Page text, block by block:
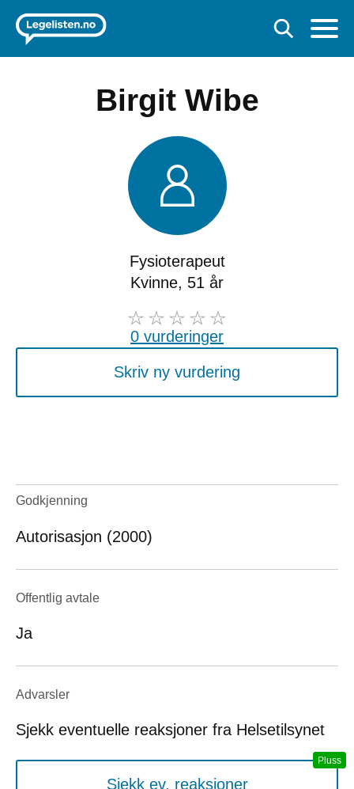
Birgit Wibe
Fysioterapeut
Kvinne, 51 år
0 vurderinger
Skriv ny vurdering
Godkjenning
Autorisasjon (2000)
Offentlig avtale
Ja
Advarsler
Sjekk eventuelle reaksjoner fra Helsetilsynet
Sjekk ev. reaksjoner